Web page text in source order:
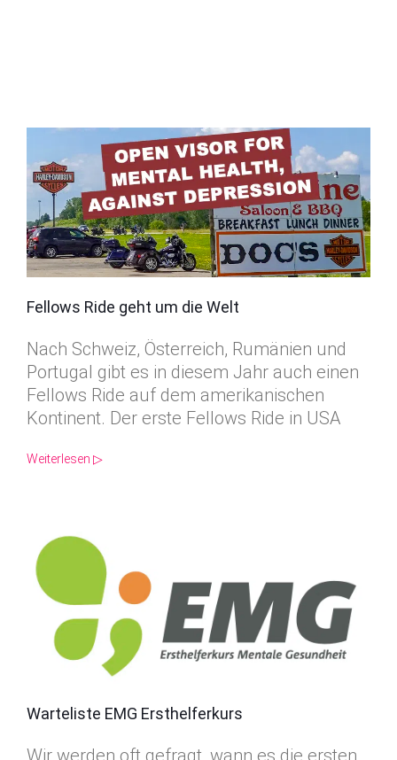
Fellows Ride geht um die Welt
Nach Schweiz, Österreich, Rumänien und
Portugal gibt es in diesem Jahr auch einen
Fellows Ride auf dem amerikanischen
Kontinent. Der erste Fellows Ride in USA
Weiterlesen ▷
Warteliste EMG Ersthelferkurs
Wir werden oft gefragt, wann es die ersten